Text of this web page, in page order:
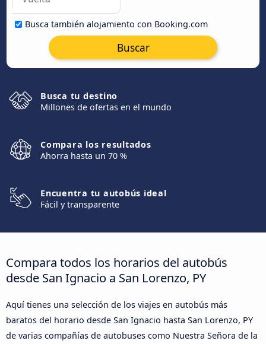
Busca también alojamiento con Booking.com
Buscar
Busca tu destino
Millones de ofertas en el mundo
Compara los resultados
Ahorra hasta un 70 %
Encuentra tu autobús ideal
Fácil y transparente
Compara todos los horarios del autobús
desde San Ignacio a San Lorenzo, PY
Aquí tienes una selección de los viajes en autobús más
baratos del horario desde San Ignacio hasta San Lorenzo, PY
de varias compañías de autobuses como Nuestra Señora de la